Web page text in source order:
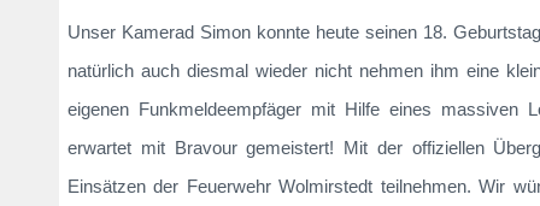
Unser Kamerad Simon konnte heute seinen 18.
natürlich auch diesmal wieder nicht nehmen ihm eine
eigenen Funkmeldeempfäger mit Hilfe eines massiven
erwartet mit Bravour gemeistert! Mit der offiziellen
Einsätzen der Feuerwehr Wolmirstedt teilnehmen. Wir